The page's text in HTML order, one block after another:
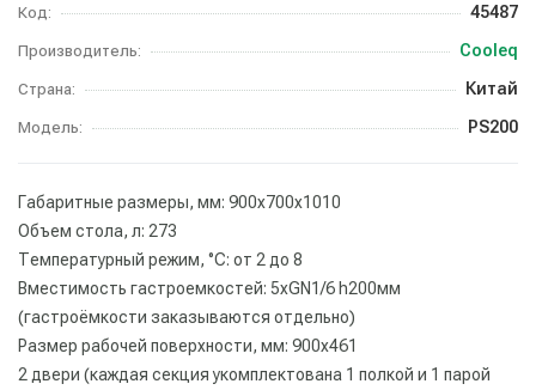
Код: 45487
Производитель: Cooleq
Страна: Китай
Модель: PS200
Габаритные размеры, мм: 900х700х1010
Объем стола, л: 273
Температурный режим, °С: от 2 до 8
Вместимость гастроемкостей: 5хGN1/6 h200мм
(гастроёмкости заказываются отдельно)
Размер рабочей поверхности, мм: 900x461
2 двери (каждая секция укомплектована 1 полкой и 1 парой